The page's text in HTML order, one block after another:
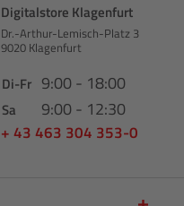
Digitalstore Klagenfurt
Dr.-Arthur-Lemisch-Platz 3
9020 Klagenfurt
Di-Fr 9:00 - 18:00
Sa 9:00 - 12:30
+ 43 463 304 353-0